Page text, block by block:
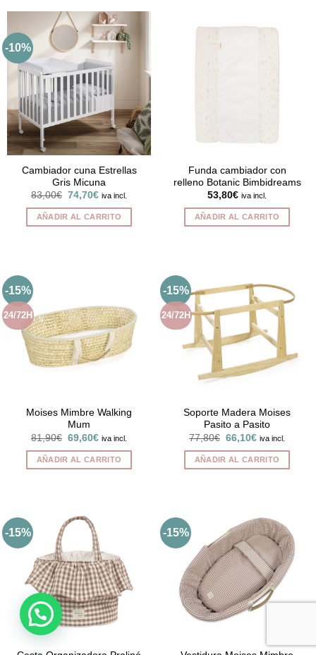
-10%
Cambiador cuna Estrellas
Gris Micuna
83,00€ El
original
era:
74,70€El
actual
es:
iva incl.
AÑADIR AL CARRITO
Funda cambiador con
relleno Botanic Bimbidreams
53,80€ iva incl.
AÑADIR AL CARRITO
-15%
24/72H
Moises Mimbre Walking
Mum
81,90€ El
precio
original
era:
69,60€El
actual
es:
iva incl.
AÑADIR AL CARRITO
-15%
24/72H
Soporte Madera Moises
Pasito a Pasito
77,80€ El
precio
original
era:
66,10€El
actual
es:
iva incl.
AÑADIR AL CARRITO
-15% -15%